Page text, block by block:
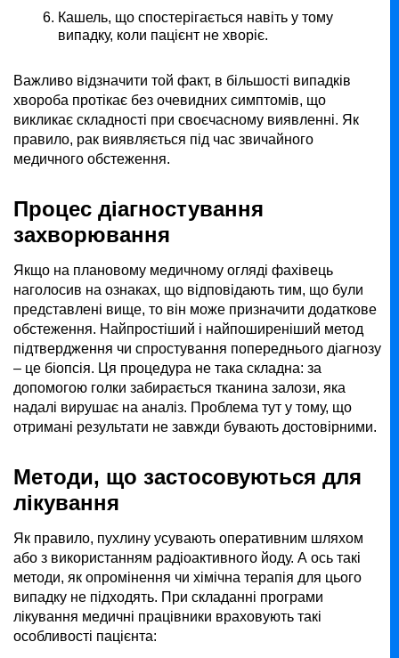
Кашель, що спостерігається навіть у тому
випадку, коли пацієнт не хворіє.
Важливо відзначити той факт, в більшості випадків
хвороба протікає без очевидних симптомів, що
викликає складності при своєчасному виявленні. Як
правило, рак виявляється під час звичайного
медичного обстеження.
Процес діагностування
захворювання
Якщо на плановому медичному огляді фахівець
наголосив на ознаках, що відповідають тим, що були
представлені вище, то він може призначити додаткове
обстеження. Найпростіший і найпоширеніший метод
підтвердження чи спростування попереднього діагнозу
– це біопсія. Ця процедура не така складна: за
допомогою голки забирається тканина залози, яка
надалі вирушає на аналіз. Проблема тут у тому, що
отримані результати не завжди бувають достовірними.
Методи, що застосовуються для
лікування
Як правило, пухлину усувають оперативним шляхом
або з використанням радіоактивного йоду. А ось такі
методи, як опромінення чи хімічна терапія для цього
випадку не підходять. При складанні програми
лікування медичні працівники враховують такі
особливості пацієнта: